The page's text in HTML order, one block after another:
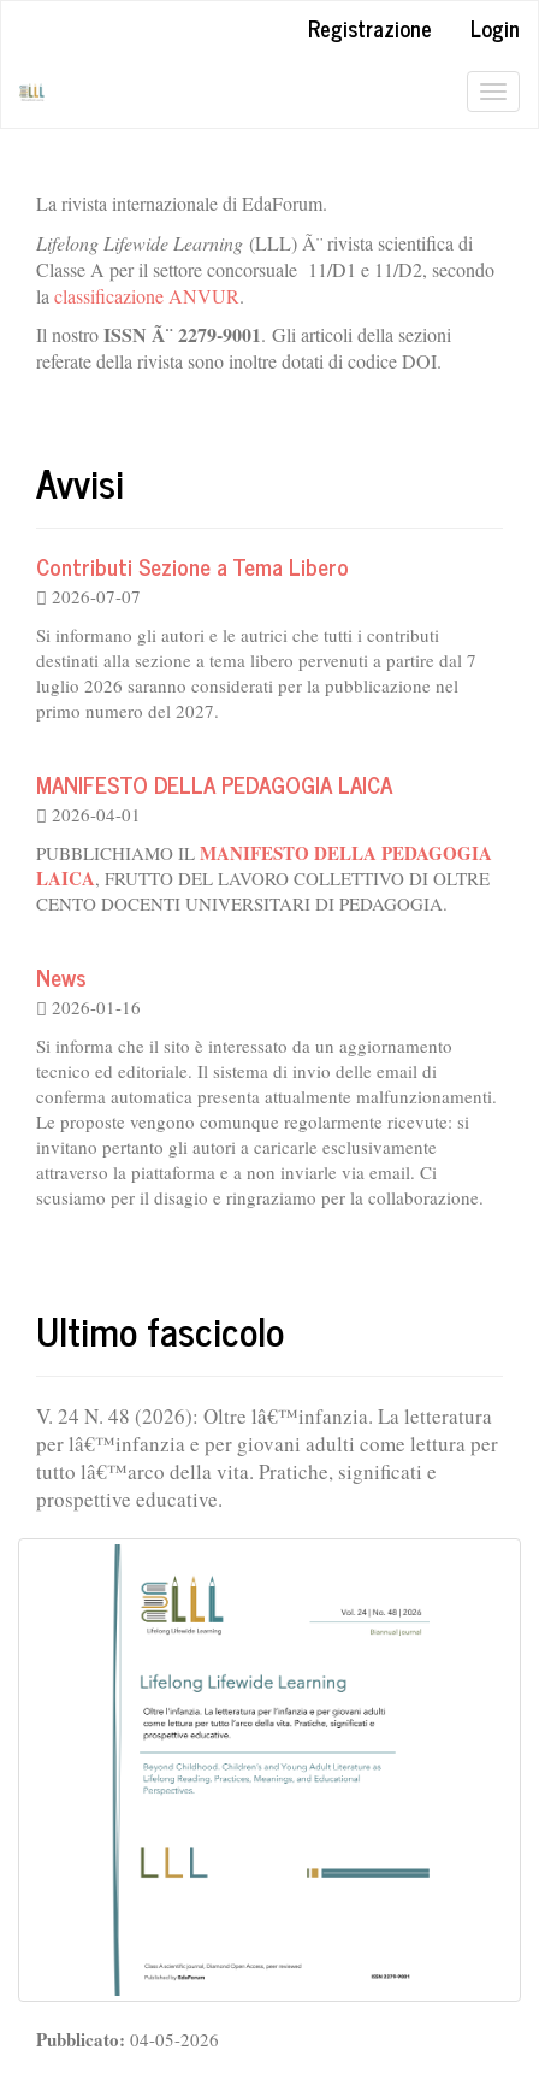
Registrazione
Login
La rivista internazionale di EdaForum.
Lifelong Lifewide Learning (LLL) Ã¨ rivista scientifica di
Classe A per il settore concorsuale 11/D1 e 11/D2, secondo
la classificazione ANVUR.
Il nostroISSN Ã¨2279-9001. Gli articoli della sezioni
referate della rivista sono inoltre dotati di codice DOI.
Avvisi
Contributi Sezione a Tema Libero
2026-07-07
Si informano gli autori e le autrici che tutti i contributi
destinati alla sezione a tema libero pervenuti a partire dal 7
luglio 2026 saranno considerati per la pubblicazione nel
primo numero del 2027.
MANIFESTO DELLA PEDAGOGIA LAICA
2026-04-01
PUBBLICHIAMO IL MANIFESTO DELLA PEDAGOGIA
LAICA, FRUTTO DEL LAVORO COLLETTIVO DI OLTRE
CENTO DOCENTI UNIVERSITARI DI PEDAGOGIA.
News
2026-01-16
Si informa che il sito è interessato da un aggiornamento
tecnico ed editoriale. Il sistema di invio delle email di
conferma automatica presenta attualmente malfunzionamenti.
Le proposte vengono comunque regolarmente ricevute: si
invitano pertanto gli autori a caricarle esclusivamente
attraverso la piattaforma e a non inviarle via email. Ci
scusiamo per il disagio e ringraziamo per la collaborazione.
Ultimo fascicolo
V. 24 N. 48 (2026): Oltre lâ€™infanzia. La letteratura
per lâ€™infanzia e per giovani adulti come lettura per
tutto lâ€™arco della vita. Pratiche, significati e
prospettive educative.
Pubblicato: 04-05-2026